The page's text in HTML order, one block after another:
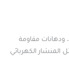
ودهانات مقاومة
الكهربائي